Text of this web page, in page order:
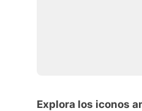
Explora los iconos